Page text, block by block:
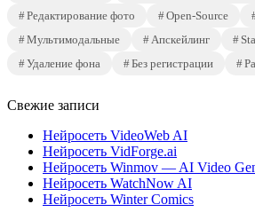
Редактирование фото
Open-Source
Мультимодальные
Апскейлинг
Удаление фона
Без регистрации
Свежие записи
Нейросеть VideoWeb AI
Нейросеть VidForge.ai
Нейросеть Winmov — AI Video
Нейросеть WatchNow AI
Нейросеть Winter Comics